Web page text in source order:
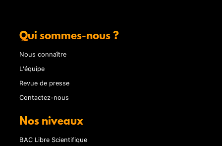
Qui sommes-nous ?
Nous connaître
L'équipe
Revue de presse
Contactez-nous
Nos niveaux
BAC Libre Scientifique